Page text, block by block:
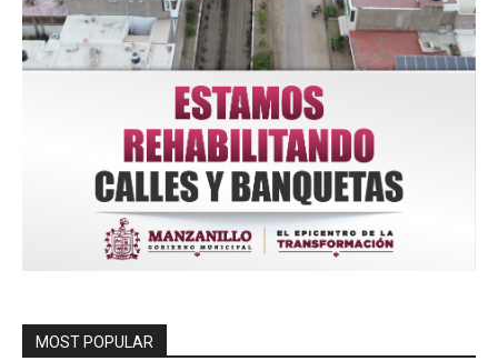
MOST POPULAR